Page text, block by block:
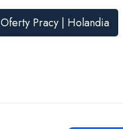
Oferty Pracy | Holandia